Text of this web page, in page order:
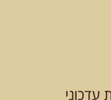
עדכוני